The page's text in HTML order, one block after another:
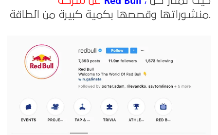
منشوراتها وقصصها بكمية كبيرة من الطاقة.